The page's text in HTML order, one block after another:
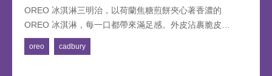
OREO 冰淇淋三明治，以荷蘭焦糖煎餅夾心著香濃的
OREO 冰淇淋，每一口都帶來滿足感。外皮沾裹脆皮
Cadbury 巧克力的口感配上杏仁碎豐富的口味，絕對是每個
人都可以享受的美食。
oreo cadbury